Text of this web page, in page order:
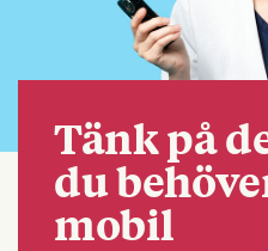
Tänk på
du
mobil